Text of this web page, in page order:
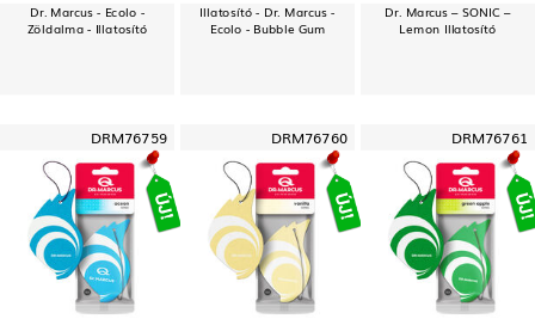
Dr. Marcus - Ecolo -
Zöldalma - Illatosító
Illatosító - Dr. Marcus -
Ecolo - Bubble Gum
Dr. Marcus – SONIC –
Lemon Illatosító
DRM76759 DRM76760 DRM76761